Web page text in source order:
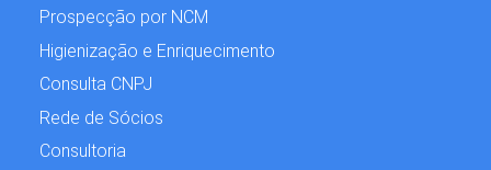
Prospecção por NCM
Higienização e Enriquecimento
Consulta CNPJ
Rede de Sócios
Consultoria